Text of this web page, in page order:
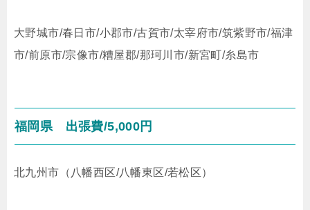
大野城市/春日市/小郡市/古賀市/太宰府市/筑紫野市/福津
市/前原市/宗像市/糟屋郡/那珂川市/新宮町/糸島市
福岡県 出張費/5,000円
北九州市（八幡西区/八幡東区/若松区）